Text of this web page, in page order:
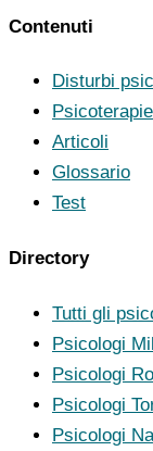
Contenuti
Disturbi
Psicoterapie
Articoli
Glossario
Test
Directory
Tutti gli
Psicologi
Psicologi
Psicologi
Psicologi